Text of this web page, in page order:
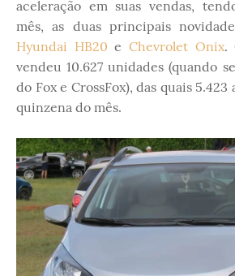
aceleração em suas vendas,
mês, as duas principais
Hyundai HB20 e Chevrolet Onix.
vendeu 10.627 unidades (quando
do Fox e CrossFox), das quais 5.423
quinzena do mês.